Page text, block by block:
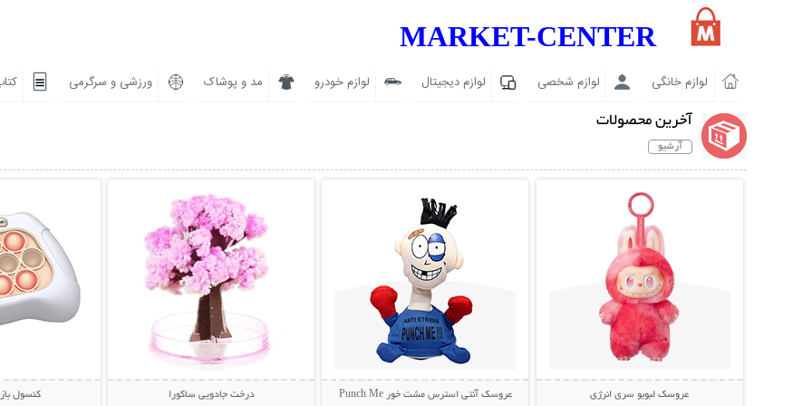
MARKET-CENTER
لوازم خانگی لوازم شخصی لوازم دیجیتال لوازم خودرو مد و پوشاک ورزشی و سرگرمی
آخرین محصولات
آرشیو
عروسک لبوبو سری انرژی عروسک آنتی استرس مشت خور Punch Me درخت جادویی ساکورا کنسول